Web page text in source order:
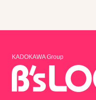
KADOKAWA Group